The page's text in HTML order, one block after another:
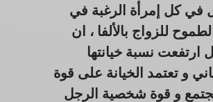
في كل إمرأة الرغبة في
للزواج بالألفا ، ان
نسبة خيانتها
و تعتمد الخيانة على قوة
و قوة شخصية الرجل